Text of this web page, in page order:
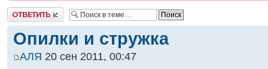
Ответить
Опилки и стружка
АЛЯ 20 сен 2011, 00:47